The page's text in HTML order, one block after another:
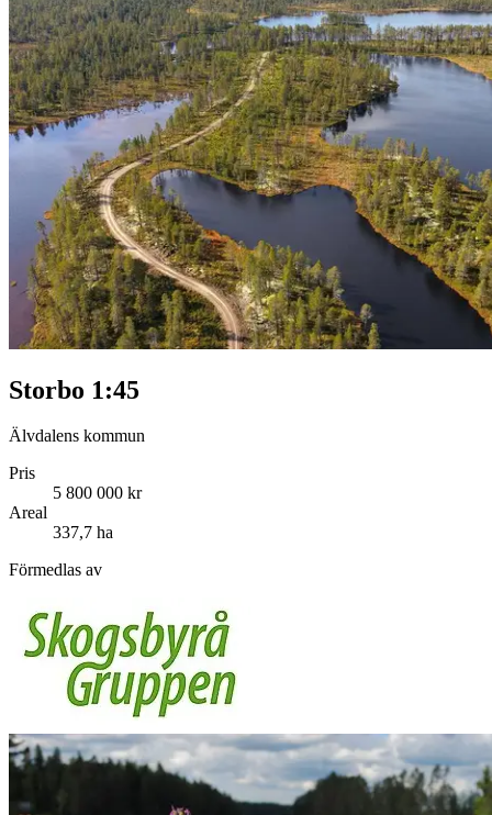
Storbo 1:45
Älvdalens kommun
Pris
5 800 000 kr
Areal
337,7 ha
Förmedlas av